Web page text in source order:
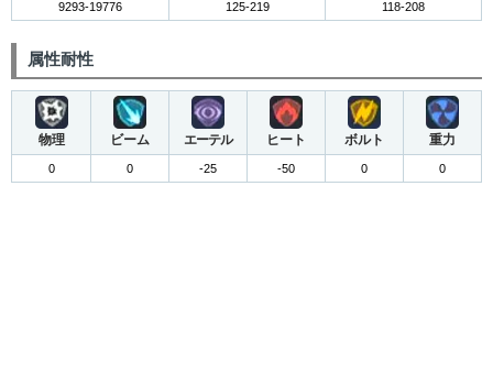
9293-19776 125-219 118-208
属性耐性
物理 ビーム エーテル ヒート ボルト 重力
0 0 -25 -50 0 0